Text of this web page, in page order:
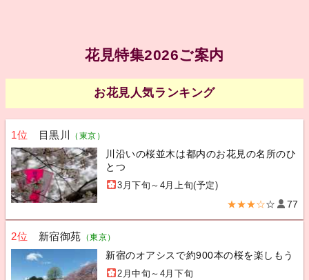
花見特集2026ご案内
お花見人気ランキング
1位 目黒川 （東京）
川沿いの桜並木は都内のお花見の名所のひ
とつ
3月下旬～4月上旬(予定)
★★★☆☆ 77
2位 新宿御苑 （東京）
新宿のオアシスで約900本の桜を楽しもう
2月中旬～4月下旬